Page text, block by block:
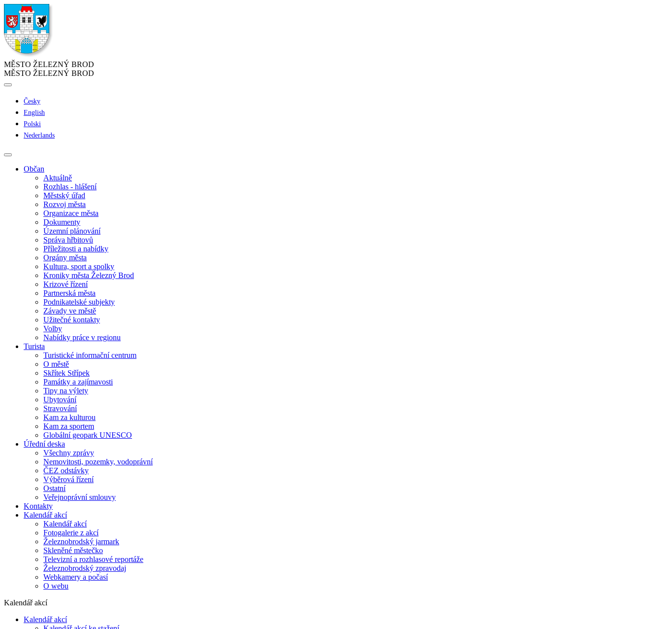
MĚSTO ŽELEZNÝ BROD
MĚSTO ŽELEZNÝ BROD
Česky
English
Polski
Nederlands
Občan
Aktuálně
Rozhlas - hlášení
Městský úřad
Rozvoj města
Organizace města
Dokumenty
Územní plánování
Správa hřbitovů
Příležitosti a nabídky
Orgány města
Kultura, sport a spolky
Kroniky města Železný Brod
Krizové řízení
Partnerská města
Podnikatelské subjekty
Závady ve městě
Užitečné kontakty
Volby
Nabídky práce v regionu
Turista
Turistické informační centrum
O městě
Skřítek Střípek
Památky a zajímavosti
Tipy na výlety
Ubytování
Stravování
Kam za kulturou
Kam za sportem
Globální geopark UNESCO
Úřední deska
Všechny zprávy
Nemovitosti, pozemky, vodoprávní
ČEZ odstávky
Výběrová řízení
Ostatní
Veřejnoprávní smlouvy
Kontakty
Kalendář akcí
Kalendář akcí
Fotogalerie z akcí
Železnobrodský jarmark
Skleněné městečko
Televizní a rozhlasové reportáže
Železnobrodský zpravodaj
Webkamery a počasí
O webu
Kalendář akcí
Kalendář akcí